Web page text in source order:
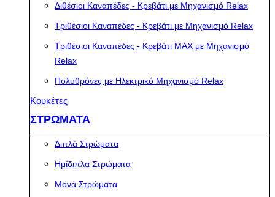
Διθέσιοι Καναπέδες - Κρεβάτι με Μηχανισμό Relax
Τριθέσιοι Καναπέδες - Κρεβάτι με Μηχανισμό Relax
Τριθέσιοι Καναπέδες - Κρεβάτι MAX με Μηχανισμό
Relax
Πολυθρόνες με Ηλεκτρικό Μηχανισμό Relax
Κουκέτες
ΣΤΡΩΜΑΤΑ
Διπλά Στρώματα
Ημίδιπλα Στρώματα
Μονά Στρώματα